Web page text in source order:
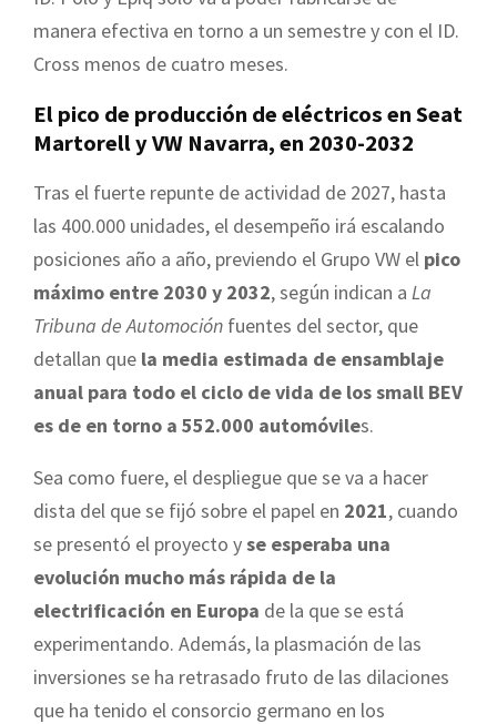
manera efectiva en torno a un semestre y con el ID.
Cross menos de cuatro meses.
El pico de producción de eléctricos en Seat
Martorell y VW Navarra, en 2030-2032
Tras el fuerte repunte de actividad de 2027, hasta
las 400.000 unidades, el desempeño irá escalando
posiciones año a año, previendo el Grupo VW el pico
máximo entre 2030 y 2032, según indican a La
Tribuna de Automoción fuentes del sector, que
detallan que la media estimada de ensamblaje
anual para todo el ciclo de vida de los small BEV
es de en torno a 552.000 automóviles.
Sea como fuere, el despliegue que se va a hacer
dista del que se fijó sobre el papel en 2021, cuando
se presentó el proyecto yse esperaba una
evolución mucho más rápida de la
electrificación en Europa de la que se está
experimentando. Además, la plasmación de las
inversiones se ha retrasado fruto de las dilaciones
que ha tenido el consorcio germano en los